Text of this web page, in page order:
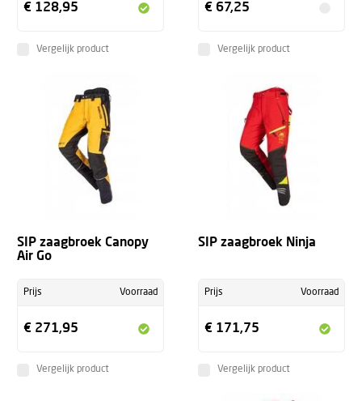
€ 128,95
Vergelijk product
€ 67,25
Vergelijk product
SIP zaagbroek Canopy
Air Go
Prijs Voorraad
€ 271,95
Vergelijk product
SIP zaagbroek Ninja
Prijs Voorraad
€ 171,75
Vergelijk product